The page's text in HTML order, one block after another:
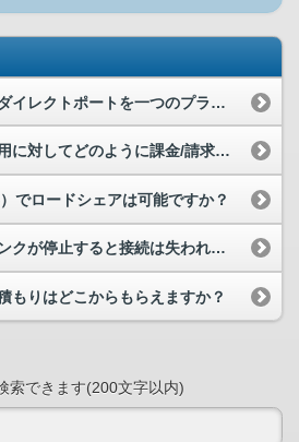
インターネットVPNとダイレクトポートを一つのプライベートLANに併存できますか？
ダイレクトポートの利用に対してどのように課金/請求されますか？
でロードシェアは可能ですか？
ダイレクトポートのリンクが停止すると接続は失われますか？
もりはどこからもらえますか？
索できます(200文字以内)